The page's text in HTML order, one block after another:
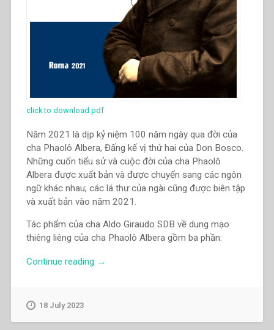
click to download pdf
Năm 2021 là dịp kỷ niệm 100 năm ngày qua đời của
cha Phaolô Albera, Đấng kế vị thứ hai của Don Bosco.
Những cuốn tiểu sử và cuộc đời của cha Phaolô
Albera được xuất bản và được chuyển sang các ngôn
ngữ khác nhau; các lá thư của ngài cũng được biên tập
và xuất bản vào năm 2021.
Tác phẩm của cha Aldo Giraudo SDB về dung mạo
thiêng liêng của cha Phaolô Albera gồm ba phần:
Continue reading “Aldo
→
18 July 2023